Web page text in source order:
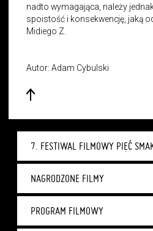
7. FESTIWAL FILMOWY PIĘĆ
NAGRODZONE FILMY
PROGRAM FILMOWY
nadto wymagająca, należy
spoistość i konsekwencję, jaką
Midiego Z.
Autor: Adam Cybulski